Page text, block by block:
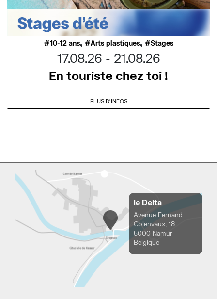
10-12 ans, Arts plastiques, Stages
17.08.26
21.08.26
En touriste chez toi !
PLUS D'INFOS
le Delta
Avenue Fernand
Golenvaux, 18
5000 Namur
Belgique